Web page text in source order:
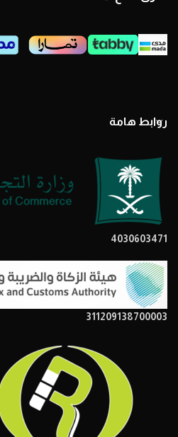
روابط هامة
4030603471
311209138700003